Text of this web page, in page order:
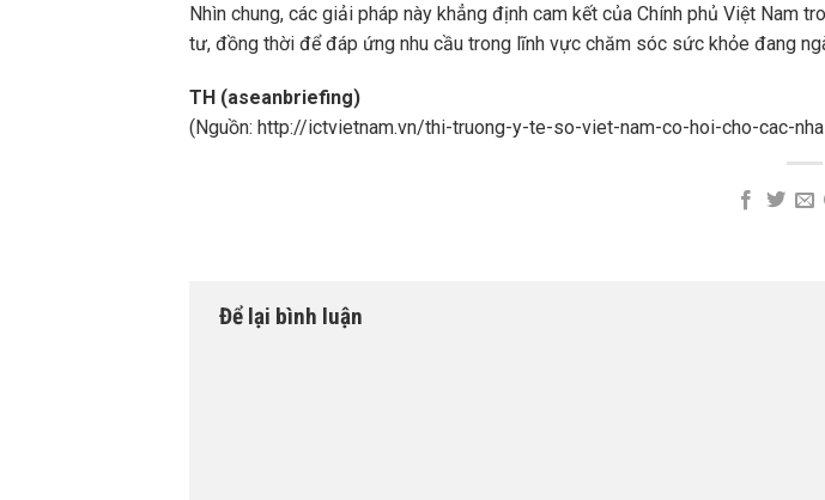
Nhìn chung, các giải pháp này khẳng định cam kết của Chính phủ Việt Nam
tư, đồng thời để đáp ứng nhu cầu trong lĩnh vực chăm sóc sức khỏe đang
TH (aseanbriefing)
(Nguồn: http://ictvietnam.vn/thi-truong-y-te-so-viet-nam-co-hoi-cho-cac-
Để lại bình luận